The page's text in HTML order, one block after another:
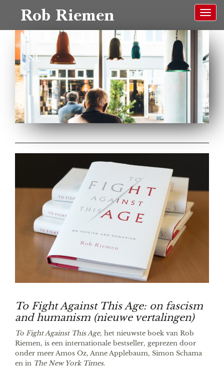
Rob Riemen
NL
To Fight Against This Age: on fascism
and humanism (nieuwe vertalingen)
To Fight Against This Age, het nieuwste boek van Rob
Riemen, is een internationale bestseller, geprezen door
onder meer Amos Oz, Anne Applebaum, Simon Schama
en in The New York Times.